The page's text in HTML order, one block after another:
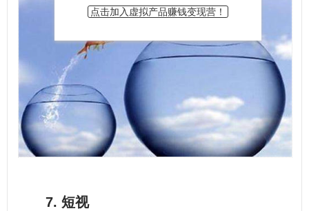
7. 短视
点击加入虚拟产品赚钱变现营！